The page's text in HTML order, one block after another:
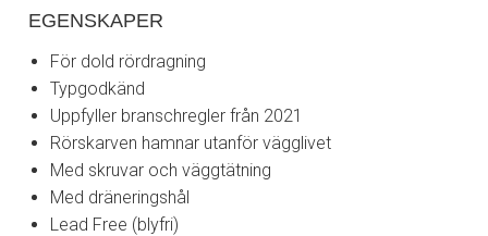
EGENSKAPER
För dold rördragning
Typgodkänd
Uppfyller branschregler från 2021
Rörskarven hamnar utanför vägglivet
Med skruvar och väggtätning
Med dräneringshål
Lead Free (blyfri)